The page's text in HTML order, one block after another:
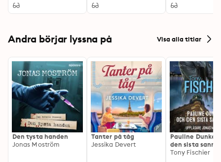
Andra börjar lyssna på Visa alla titlar
Den tysta handen
Jonas Moström
Tanter på tåg
Jessika Devert
Pauline Dunker
den sista
Tony Fischier